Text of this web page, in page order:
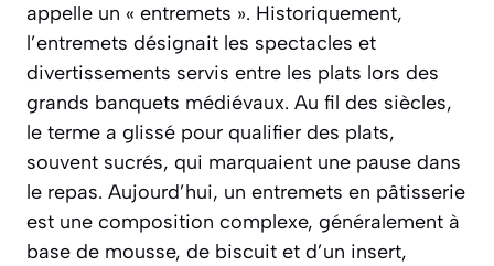
appelle un « entremets ». Historiquement,
l’entremets désignait les spectacles et
divertissements servis entre les plats lors des
grands banquets médiévaux. Au fil des siècles,
le terme a glissé pour qualifier des plats,
souvent sucrés, qui marquaient une pause dans
le repas. Aujourd’hui, un entremets en pâtisserie
est une composition complexe, généralement à
base de mousse, de biscuit et d’un insert,